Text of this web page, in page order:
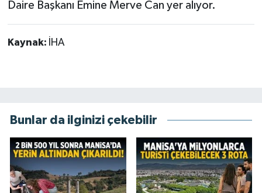
Daire Başkanı Emine Merve Can yer alıyor.
Kaynak: İHA
Bunlar da ilginizi çekebilir